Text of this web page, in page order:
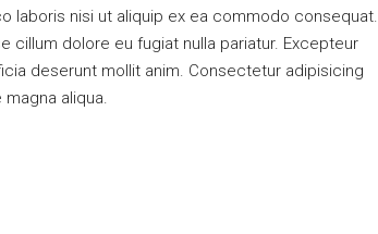
laboris nisi ut aliquip ex ea commodo consequat.
cillum dolore eu fugiat nulla pariatur. Excepteur
deserunt mollit anim. Consectetur adipisicing
aliqua.
–
1,100,000€